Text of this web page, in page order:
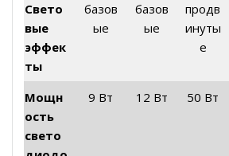
Свето
вые
эффек
ты
базов
ые
базов
ые
продв
инуты
е
Мощн
ость
свето
9 Вт 12 Вт 50 Вт